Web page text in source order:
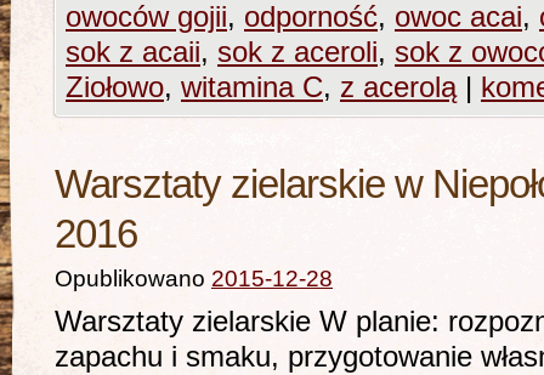
owoców gojii, odporność, owoc acai,
sok z acaii, sok z aceroli, sok z
Ziołowo, witamina C, z acerolą |
Warsztaty zielarskie w
2016
Opublikowano 2015-12-28
Warsztaty zielarskie W planie:
zapachu i smaku, przygotowanie